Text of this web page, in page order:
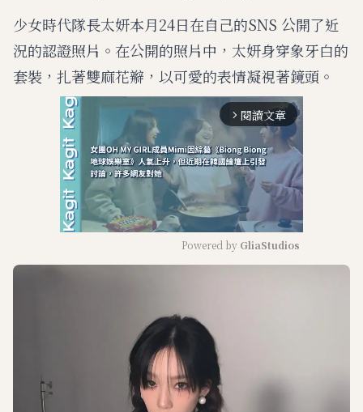
少女時代隊長太妍本月24日在自己的SNS 公開了近
況的認證照片。在公開的照片中，太妍身穿象牙白的
套裝，扎著雙麻花辮，以可愛的表情凝視著鏡頭。
arrow_forward_ios 閱讀文章
Powered by GliaStudios